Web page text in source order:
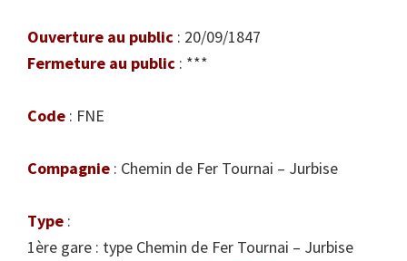
Ouverture au public : 20/09/1847
Fermeture au public : ***
Code : FNE
Compagnie : Chemin de Fer Tournai – Jurbise
Type :
1ère gare : type Chemin de Fer Tournai – Jurbise